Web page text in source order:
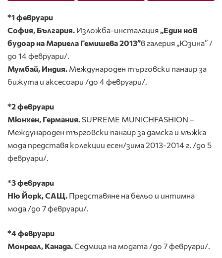
*1 февруари
София, България. Изложба-инсталация „Един нов
будоар на Мариела Гемишева 2013”в галерия „Юзина” /
до 14 февруари/.
Мумбай, Индия. Международен търговски панаир за
бижута и аксесоари /до 4 февруари/.
*2февруари
Мюнхен, Германия. SUPREME MUNICHFASHION –
Международен търговски панаир за дамска и мъжка
мода представя колекции есен/зима 2013-2014 г. /до 5
февруари/.
*3 февруари
Ню Йорк, САЩ. Представяне на бельо и интимна
мода /до 7 февруари/.
*4 февруари
Монреал, Канада.Седмица на модата /до 7 февруари/.